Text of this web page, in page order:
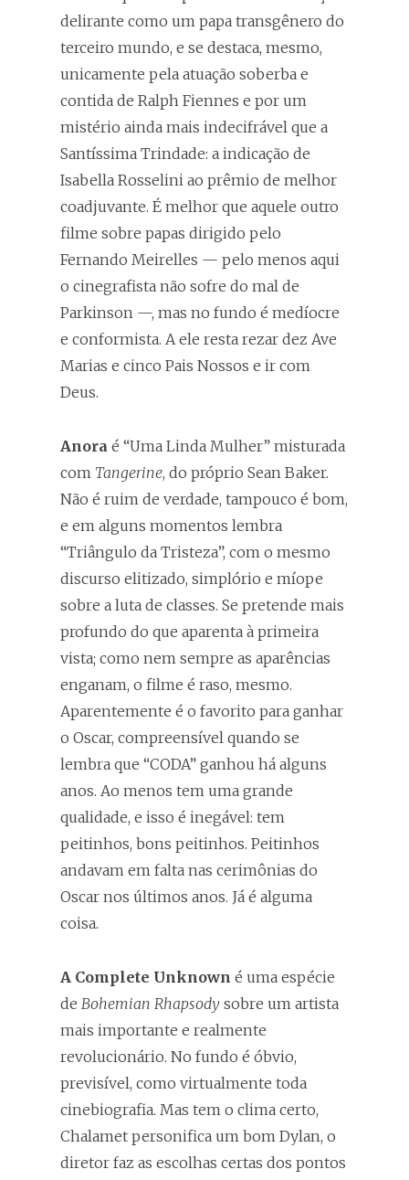
delirante como um papa transgênero do
terceiro mundo, e se destaca, mesmo,
unicamente pela atuação soberba e
contida de Ralph Fiennes e por um
mistério ainda mais indecifrável que a
Santíssima Trindade: a indicação de
Isabella Rosselini ao prêmio de melhor
coadjuvante. É melhor que aquele outro
filme sobre papas dirigido pelo
Fernando Meirelles — pelo menos aqui
o cinegrafista não sofre do mal de
Parkinson —, mas no fundo é medíocre
e conformista. A ele resta rezar dez Ave
Marias e cinco Pais Nossos e ir com
Deus.
Anora é “Uma Linda Mulher” misturada
com Tangerine, do próprio Sean Baker.
Não é ruim de verdade, tampouco é bom,
e em alguns momentos lembra
“Triângulo da Tristeza”, com o mesmo
discurso elitizado, simplório e míope
sobre a luta de classes. Se pretende mais
profundo do que aparenta à primeira
vista; como nem sempre as aparências
enganam, o filme é raso, mesmo.
Aparentemente é o favorito para ganhar
o Oscar, compreensível quando se
lembra que “CODA” ganhou há alguns
anos. Ao menos tem uma grande
qualidade, e isso é inegável: tem
peitinhos, bons peitinhos. Peitinhos
andavam em falta nas cerimônias do
Oscar nos últimos anos. Já é alguma
coisa.
A Complete Unknown é uma espécie
de Bohemian Rhapsody sobre um artista
mais importante e realmente
revolucionário. No fundo é óbvio,
previsível, como virtualmente toda
cinebiografia. Mas tem o clima certo,
Chalamet personifica um bom Dylan, o
diretor faz as escolhas certas dos pontos